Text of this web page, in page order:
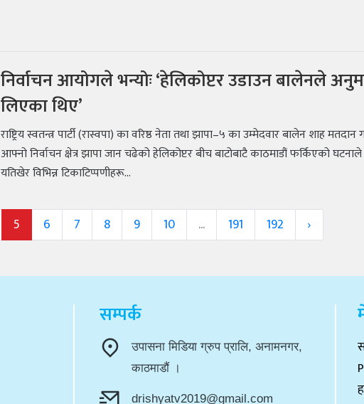
निर्वाचन आयोगले भन्योः ‘हेलिकोप्टर उडाउन बालेनले
लिएका थिए’
राष्ट्रिय स्वतन्त्र पार्टी (रास्वपा) का वरिष्ठ नेता तथा झापा–५ का उम्मेदवार बालेन शाह मतदान
आफ्नो निर्वाचन क्षेत्र झापा जान चढेको हेलिकोप्टर बीच बाटोबाटै काठमाडौं फर्किएको घटनाले
यतिखेर विभिन्न टिकाटिप्पणीहरू...
5 6 7 8 9 10 ... 191 192 ›
सम्पर्क
उपासना मिडिया ग्रुप प्रालि, अनामनगर,
काठमाडौं ।
drishyatv2019@gmail.com